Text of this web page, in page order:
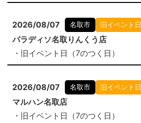
2026/08/07 名取市 旧イベント日
パラディソ名取りんくう店
・旧イベント日（7のつく日）
2026/08/07 名取市 旧イベント日
マルハン名取店
・旧イベント日（7のつく日）